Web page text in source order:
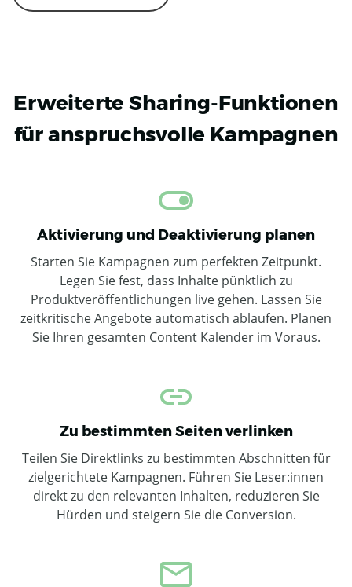
Erweiterte Sharing-Funktionen
für anspruchsvolle Kampagnen
Aktivierung und Deaktivierung planen
Starten Sie Kampagnen zum perfekten Zeitpunkt.
Legen Sie fest, dass Inhalte pünktlich zu
Produktveröffentlichungen live gehen. Lassen Sie
zeitkritische Angebote automatisch ablaufen. Planen
Sie Ihren gesamten Content Kalender im Voraus.
Zu bestimmten Seiten verlinken
Teilen Sie Direktlinks zu bestimmten Abschnitten für
zielgerichtete Kampagnen. Führen Sie Leser:innen
direkt zu den relevanten Inhalten, reduzieren Sie
Hürden und steigern Sie die Conversion.